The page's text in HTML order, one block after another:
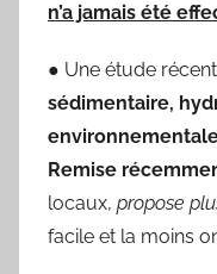
n’a jamais été
● Une étude
sédimentaire,
Remise
locaux, propose
facile et la moins